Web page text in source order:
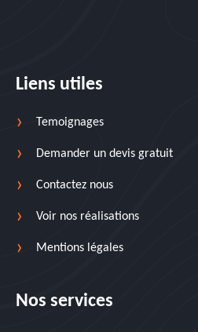
Liens utiles
Temoignages
Demander un devis gratuit
Contactez nous
Voir nos réalisations
Mentions légales
Nos services